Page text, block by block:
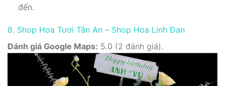
đến.
8. Shop Hoa Tươi Tân An – Shop Hoa Linh Đan
Đánh giá Google Maps: 5.0 (2 đánh giá).